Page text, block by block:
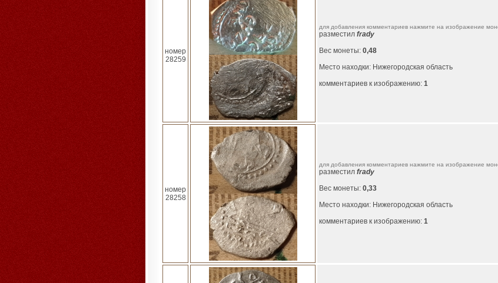
номер
28259
для добавления комментариев нажмите на изображение
разместил frady
Вес монеты: 0,48
Место находки: Нижегородская область
комментариев к изображению: 1
номер
28258
для добавления комментариев нажмите на изображение
разместил frady
Вес монеты: 0,33
Место находки: Нижегородская область
комментариев к изображению: 1